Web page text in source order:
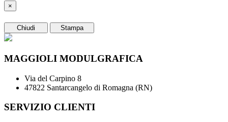
×
Chiudi Stampa
MAGGIOLI MODULGRAFICA
Via del Carpino 8
47822 Santarcangelo di Romagna (RN)
SERVIZIO CLIENTI